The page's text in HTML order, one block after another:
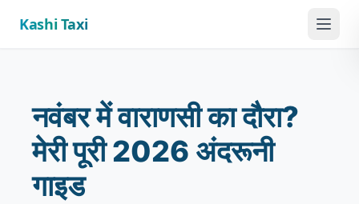
Kashi Taxi Menu
नवंबर में वाराणसी का दौरा?
मेरी पूरी 2026 अंदरूनी
गाइड